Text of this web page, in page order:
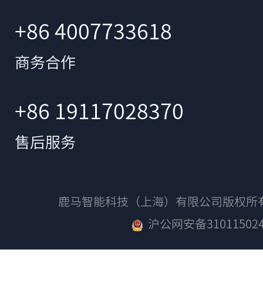
+86 4007733618
商务合作
+86 19117028370
售后服务
鹿马智能科技（上海）有限公司版权
沪公网安备